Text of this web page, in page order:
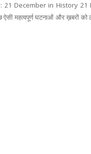
December in History 21
ऐसी महत्वपूर्ण घटनाओं और ख़बरों